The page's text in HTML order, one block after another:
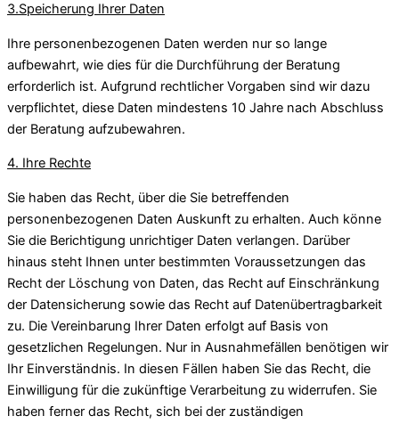
3.Speicherung Ihrer Daten
Ihre personenbezogenen Daten werden nur so lange
aufbewahrt, wie dies für die Durchführung der Beratung
erforderlich ist. Aufgrund rechtlicher Vorgaben sind wir dazu
verpflichtet, diese Daten mindestens 10 Jahre nach Abschluss
der Beratung aufzubewahren.
4. Ihre Rechte
Sie haben das Recht, über die Sie betreffenden
personenbezogenen Daten Auskunft zu erhalten. Auch könne
Sie die Berichtigung unrichtiger Daten verlangen. Darüber
hinaus steht Ihnen unter bestimmten Voraussetzungen das
Recht der Löschung von Daten, das Recht auf Einschränkung
der Datensicherung sowie das Recht auf Datenübertragbarkeit
zu. Die Vereinbarung Ihrer Daten erfolgt auf Basis von
gesetzlichen Regelungen. Nur in Ausnahmefällen benötigen wir
Ihr Einverständnis. In diesen Fällen haben Sie das Recht, die
Einwilligung für die zukünftige Verarbeitung zu widerrufen. Sie
haben ferner das Recht, sich bei der zuständigen